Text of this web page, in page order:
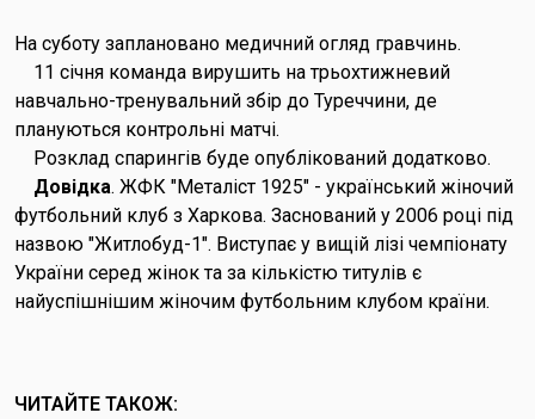
На суботу заплановано медичний огляд гравчинь.
11 січня команда вирушить на трьохтижневий
навчально-тренувальний збір до Туреччини, де
плануються контрольні матчі.
Розклад спарингів буде опублікований додатково.
Довідка. ЖФК "Металіст 1925" - український жіночий
футбольний клуб з Харкова. Заснований у 2006 році під
назвою "Житлобуд-1". Виступає у вищій лізі чемпіонату
України серед жінок та за кількістю титулів є
найуспішнішим жіночим футбольним клубом країни.
ЧИТАЙТЕ ТАКОЖ: